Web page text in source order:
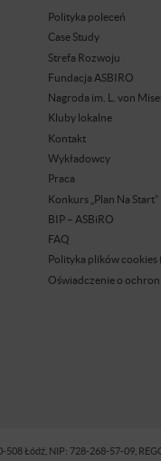
Polityka poleceń
Case Study
Strefa Rozwoju
Fundacja ASBIRO
Nagroda im. L. von
Kluby lokalne
Kontakt
Wykładowcy
Praca
Konkurs „Plan Na Start”
BIP – ASBiRO
FAQ
Polityka plików cookies
Oświadczenie o
508 Łódź, NIP: 728-268-57-09,